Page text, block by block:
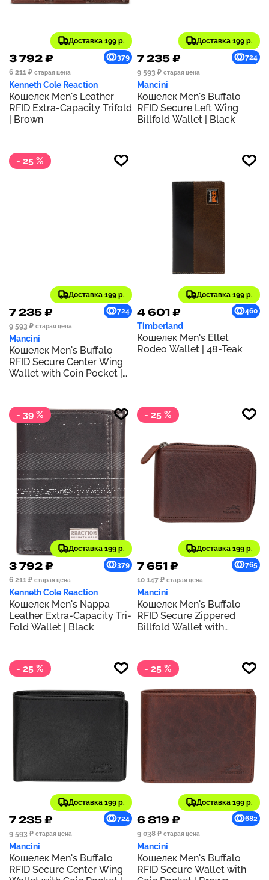
Доставка 199 р.
3 792 ₽
379
6 211 ₽ старая цена
Kenneth Cole Reaction
Кошелек Men's Leather
RFID Extra-Capacity Trifold
| Brown
Доставка 199 р.
7 235 ₽
724
9 593 ₽ старая цена
Mancini
Кошелек Men's Buffalo
RFID Secure Left Wing
Billfold Wallet | Black
- 25 %
Доставка 199 р.
7 235 ₽
724
9 593 ₽ старая цена
Mancini
Кошелек Men's Buffalo
RFID Secure Center Wing
Wallet with Coin Pocket |
Доставка 199 р.
4 601 ₽ 460
Timberland
Кошелек Men's Ellet
Rodeo Wallet | 48-Teak
- 39 %
Доставка 199 р.
3 792 ₽
379
6 211 ₽ старая цена
Kenneth Cole Reaction
Кошелек Men's Nappa
Leather Extra-Capacity Tri-
Fold Wallet | Black
- 25 %
Доставка 199 р.
7 651 ₽
765
10 147 ₽ старая цена
Mancini
Кошелек Men's Buffalo
RFID Secure Zippered
Billfold Wallet with
- 25 %
Доставка 199 р.
7 235 ₽
724
9 593 ₽ старая цена
Mancini
Кошелек Men's Buffalo
RFID Secure Center Wing
- 25 %
Доставка 199 р.
6 819 ₽
682
9 038 ₽ старая цена
Mancini
Кошелек Men's Buffalo
RFID Secure Wallet with